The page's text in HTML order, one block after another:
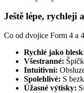
Ještě lépe, rychleji
Co od dvojice Form 4 a
Rychlé jako
Všestranné:
Intuitivní:
Spolehlivé: S
Úžasné výtisky: